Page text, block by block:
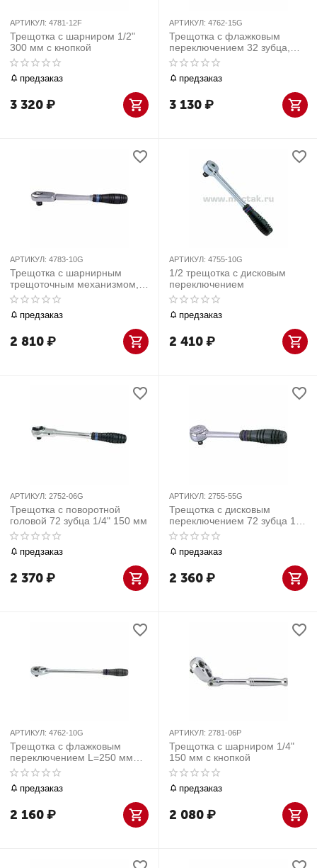
АРТИКУЛ: 4781-12F
Трещотка с шарниром 1/2"
300 мм с кнопкой
предзаказ
3 320₽
АРТИКУЛ: 4762-15G
Трещотка с флажковым
переключением 32 зубца,
1/2" 375 мм
предзаказ
3 130₽
АРТИКУЛ: 4783-10G
Трещотка с шарнирным
трещоточным механизмом,
1/2", 5°, 250 мм, 72 зуба
предзаказ
2 810₽
АРТИКУЛ: 4755-10G
1/2 трещотка с дисковым
переключением
предзаказ
2 410₽
АРТИКУЛ: 2752-06G
Трещотка с поворотной
головой 72 зубца 1/4" 150 мм
предзаказ
2 370₽
АРТИКУЛ: 2755-55G
Трещотка с дисковым
переключением 72 зубца 1/4"
140 мм
предзаказ
2 360₽
АРТИКУЛ: 4762-10G
Трещотка с флажковым
переключением L=250 мм
1/2"
предзаказ
2 160₽
АРТИКУЛ: 2781-06P
Трещотка с шарниром 1/4"
150 мм с кнопкой
предзаказ
2 080₽